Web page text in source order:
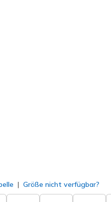
Größe nicht verfügbar?